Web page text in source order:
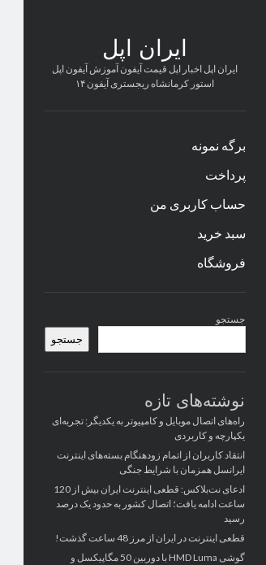
ایران اپل
ایران اپل اخبار اپل قیمت آیفون آموزش آیفون اپل
استور کرمانشاه ریجستری آیفون ۱۴
برگه نمونه
پرداخت
حساب کاربری من
سبد خرید
فروشگاه
کناری
جستجو
جستجو
نوشته‌های تازه
راه‌های اتصال موبایل و کامپیوتر به یکدیگر: تجربه‌ای
یکپارچه و کاربردی
انتقاد کاربران از اتمام زودهنگام بسته‌های اینترنت
ایرانسل همزمان با شرایط جنگی
ادعای نت‌بلاکس: قطعی اینترنت ایران بیش از 120
ساعت ادامه یافت؛ اتصال کشور به حدود یک درصد
رسید
قطعی اینترنت در ایران از مرز 48 ساعت گذشت!
گوشی HMD Luma با دوربین 50 مگاپیکسل و